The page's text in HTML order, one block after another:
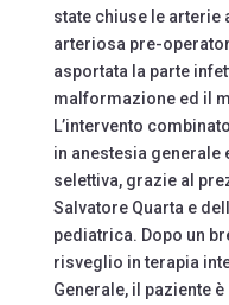
state chiuse le
arteriosa pre-
asportata la parte
malformazione ed il
L’intervento
in anestesia generale
selettiva, grazie al
Salvatore Quarta e
pediatrica. Dopo un
risveglio in terapia
Generale, il paziente